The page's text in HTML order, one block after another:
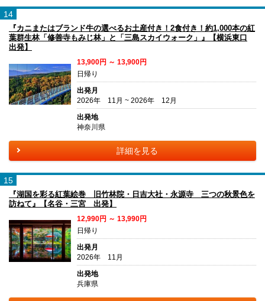
14
『カニまたはブランド牛の選べるお土産付き！2食付き！約1,000本の紅
葉群生林「修善寺もみじ林」と「三島スカイウォーク」』【横浜東口
出発】
13,900円 ～ 13,900円
日帰り
出発月
2026年 11月 ~ 2026年 12月
出発地
神奈川県
詳細を見る
15
『湖国を彩る紅葉絵巻 旧竹林院・日吉大社・永源寺 三つの秋景色を
訪ねて』【名谷・三宮 出発】
12,990円 ～ 13,990円
日帰り
出発月
2026年 11月
出発地
兵庫県